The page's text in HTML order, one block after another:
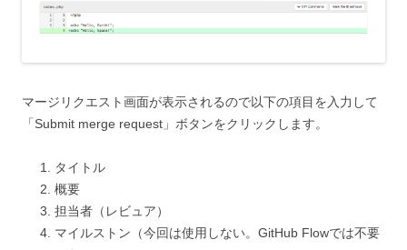
マージリクエスト画面が表示されるので以下の項目を入力して
「Submit merge request」ボタンをクリックします。
タイトル
概要
担当者（レビュア）
マイルストン（今回は使用しない。GitHub Flowでは不要